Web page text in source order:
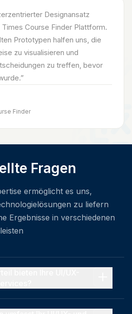
Designansatz
Course Finder Plattform.
Prototypen halfen uns, die
zu visualisieren und
zu treffen, bevor
”
Finder
Fragen
ermöglicht es uns,
zu liefern
Ergebnisse in verschiedenen